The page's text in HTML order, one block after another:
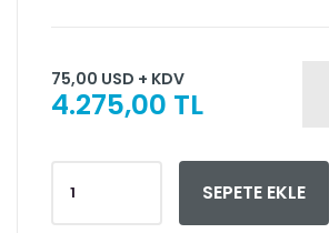
75,00 USD + KDV
4.275,00 TL
SEPETE EKLE